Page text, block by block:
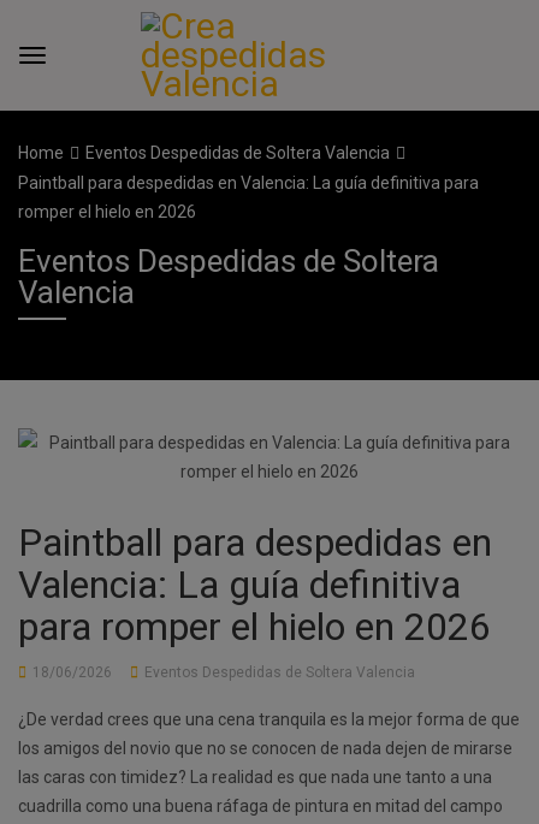
Home
Eventos Despedidas de Soltera Valencia
Paintball para despedidas en Valencia: La guía definitiva para
romper el hielo en 2026
Eventos Despedidas de Soltera
Valencia
Paintball para despedidas en
Valencia: La guía definitiva
para romper el hielo en 2026
18/06/2026 Eventos Despedidas de Soltera Valencia
¿De verdad crees que una cena tranquila es la mejor forma de que
los amigos del novio que no se conocen de nada dejen de mirarse
las caras con timidez? La realidad es que nada une tanto a una
cuadrilla como una buena ráfaga de pintura en mitad del campo